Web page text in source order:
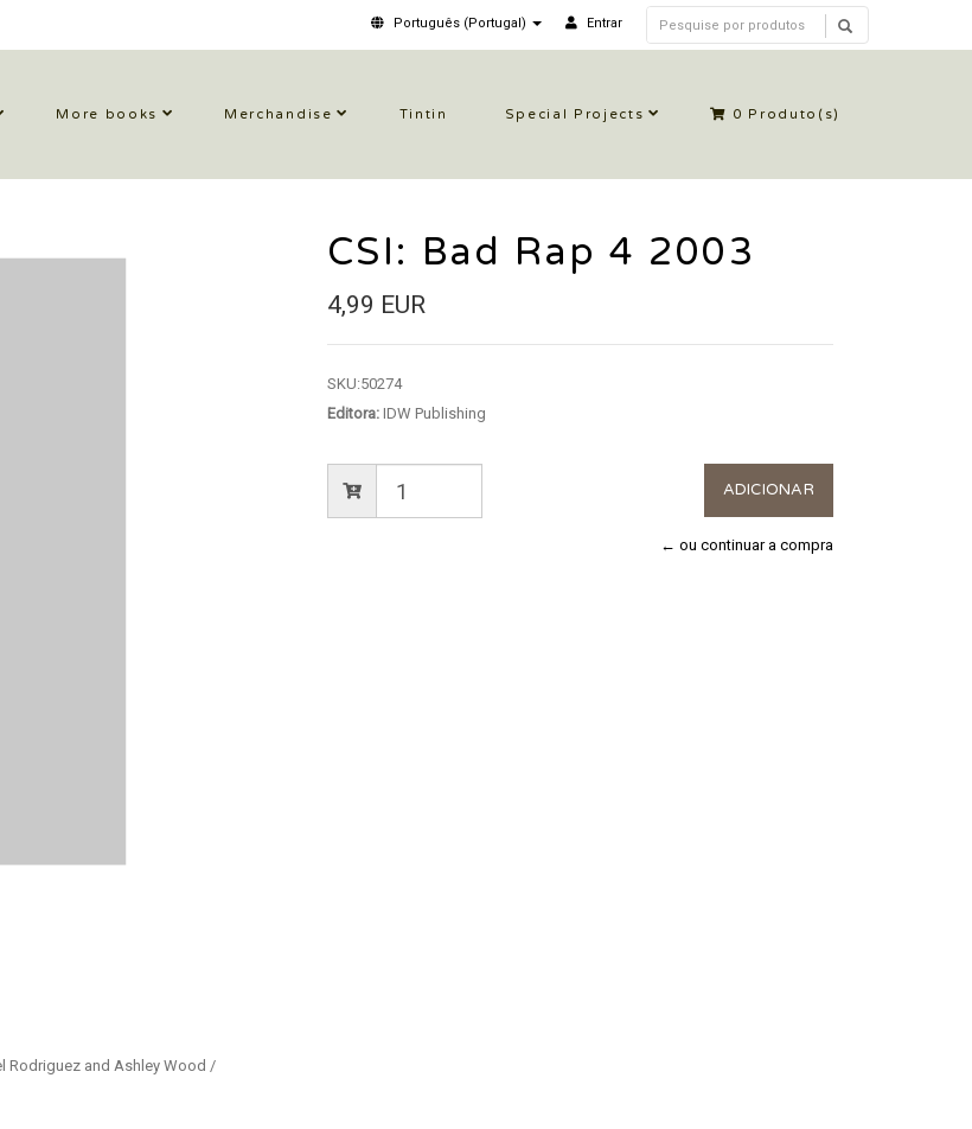
Português (Portugal) Entrar
More books Merchandise Tintin Special Projects 0 Produto(s)
Rodriguez and Ashley Wood /
CSI: Bad Rap 4 2003
4,99 EUR
SKU:50274
Editora:IDW Publishing
← ou continuar a compra